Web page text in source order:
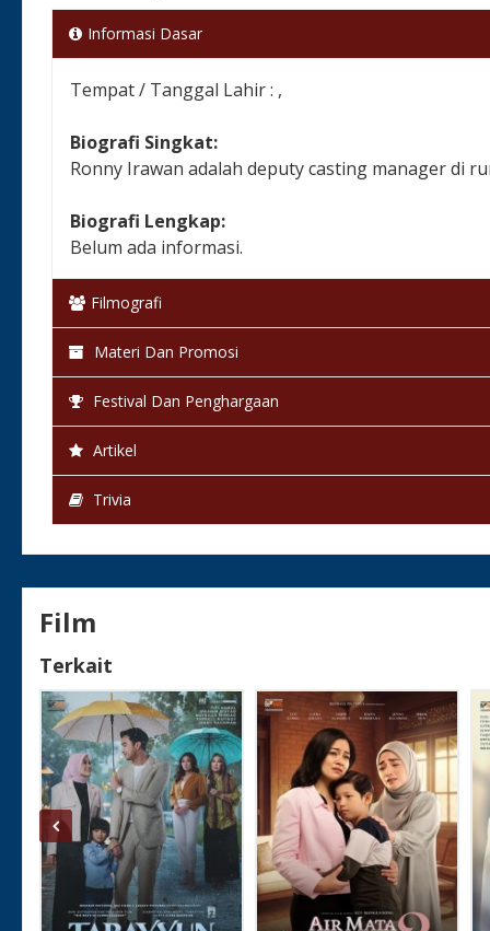
Informasi Dasar
Tempat / Tanggal Lahir : ,
Biografi Singkat:
Ronny Irawan adalah deputy casting manager di
Biografi Lengkap:
Belum ada informasi.
Filmografi
Materi Dan Promosi
Festival Dan Penghargaan
Artikel
Trivia
Film
Terkait